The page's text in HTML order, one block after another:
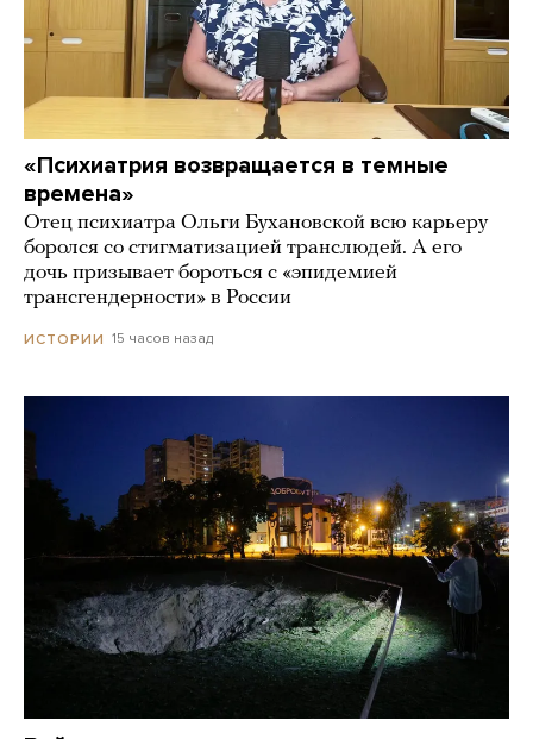
«Психиатрия возвращается в темные
времена»
Отец психиатра Ольги Бухановской всю карьеру
боролся со стигматизацией транслюдей. А его
дочь призывает бороться с «эпидемией
трансгендерности» в России
ИСТОРИИ 15 часов назад